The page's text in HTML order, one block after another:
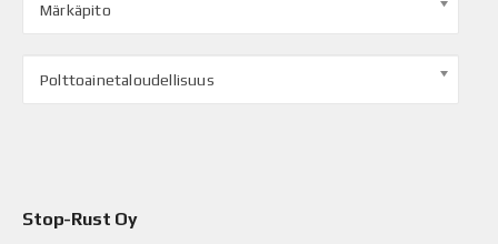
Märkäpito
Polttoainetaloudellisuus
Stop-Rust Oy